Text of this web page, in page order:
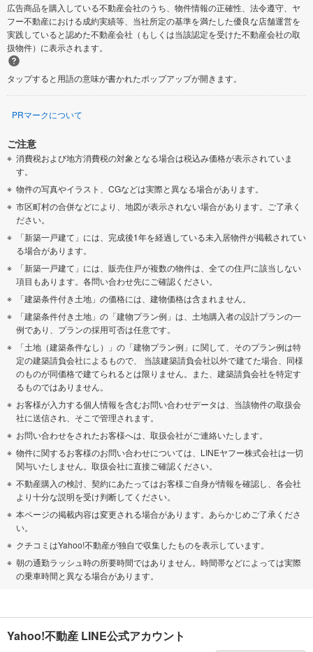
広告商品を購入している不動産会社のうち、物件情報の正確性、法令遵守、ヤ
フー不動産における成約実績等、当社所定の基準を満たした優良な店舗運営を
実践していると認めた不動産会社（もしくは当該認定を受けた不動産会社の取
扱物件）に表示されます。
タップすると用語の意味が書かれたポップアップが開きます。
PRマークについて
ご注意
消費税および地方消費税の対象となる場合は税込み価格が表示されていま
す。
物件の写真やイラスト、CGなどは実際と異なる場合があります。
市区町村の合併などにより、地図が表示されない場合があります。ご了承く
ださい。
「新築一戸建て」には、完成後1年を経過している未入居物件が掲載されてい
る場合があります。
「新築一戸建て」には、販売住戸が複数の物件は、全ての住戸に該当しない
項目もあります。各問い合わせ先にご確認ください。
「建築条件付き土地」の価格には、建物価格は含まれません。
「建築条件付き土地」の「建物プラン例」は、土地購入者の設計プランの一
例であり、プランの採用可否は任意です。
「土地（建築条件なし）」の「建物プラン例」に関して、そのプラン例は特
定の建築請負会社によるもので、 当該建築請負会社以外で建てた場合、同様
のものが同価格で建てられるとは限りません。また、建築請負会社を特定す
るものではありません。
お客様が入力する個人情報を含むお問い合わせデータは、当該物件の取扱会
社に送信され、そこで管理されます。
お問い合わせをされたお客様へは、取扱会社がご連絡いたします。
物件に関するお客様のお問い合わせについては、LINEヤフー株式会社は一切
関与いたしません。取扱会社に直接ご確認ください。
不動産購入の検討、契約にあたってはお客様ご自身が情報を確認し、各会社
より十分な説明を受け判断してください。
本ページの掲載内容は変更される場合があります。あらかじめご了承くださ
い。
クチコミはYahoo!不動産が独自で収集したものを表示しています。
朝の通勤ラッシュ時の所要時間ではありません。時間帯などによっては実際
の乗車時間と異なる場合があります。
Yahoo!不動産 LINE公式アカウント